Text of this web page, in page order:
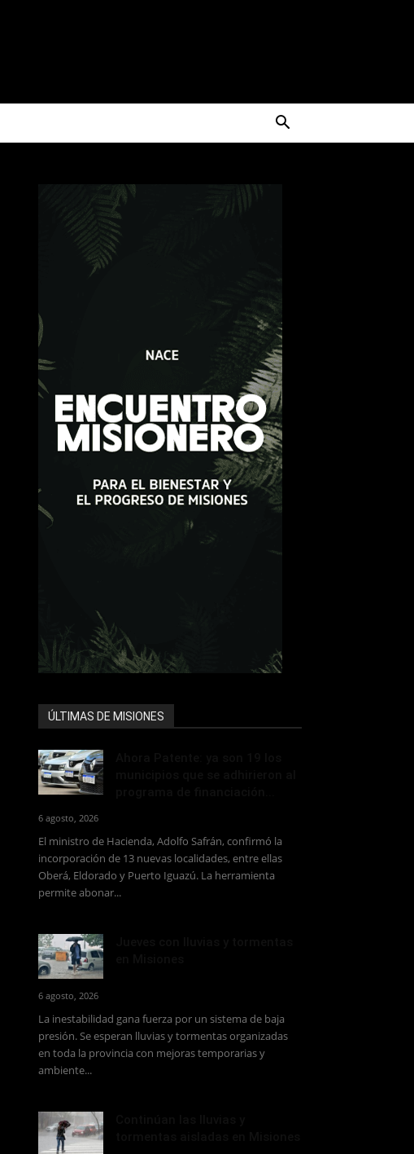
ÚLTIMAS DE MISIONES
6 agosto, 2026
El ministro de Hacienda, Adolfo Safrán, confirmó la
incorporación de 13 nuevas localidades, entre ellas
Oberá, Eldorado y Puerto Iguazú. La herramienta
permite abonar...
6 agosto, 2026
La inestabilidad gana fuerza por un sistema de baja
presión. Se esperan lluvias y tormentas organizadas
en toda la provincia con mejoras temporarias y
ambiente...